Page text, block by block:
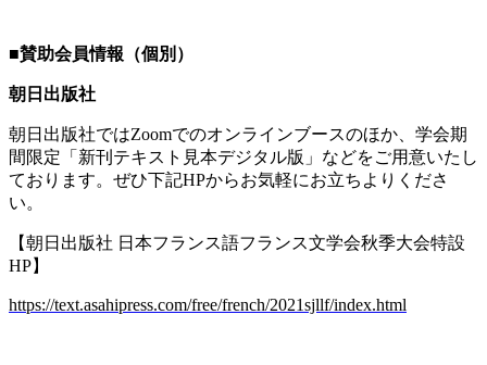
■賛助会員情報（個別）
朝日出版社
朝日出版社ではZoomでのオンラインブースのほか、学会期
間限定「新刊テキスト見本デジタル版」などをご用意いたし
ております。ぜひ下記HPからお気軽にお立ちよりくださ
い。
【朝日出版社 日本フランス語フランス文学会秋季大会特設
HP】
https://text.asahipress.com/free/french/2021sjllf/index.html